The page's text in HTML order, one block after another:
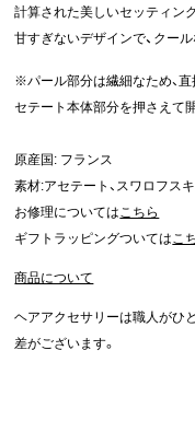
計算された美しいセッティン
甘すぎないデザインで、クー
※パール部分は繊細なため、
セテート本体部分を押さえて
原産国: フランス
素材:アセテート、スワロフス
お修理についてはこちら
ギフトラッピングついてはこ
商品について
ヘアアクセサリーは職人がひ
差がございます。